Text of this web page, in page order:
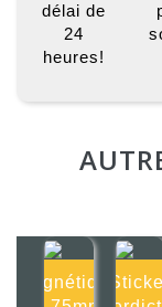
délai de
24
heures!
MagnétiqueSticker